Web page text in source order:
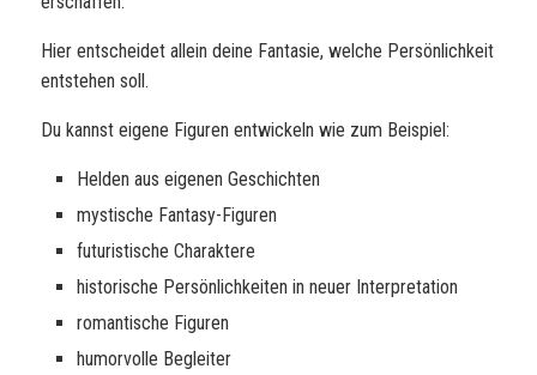
Hier entscheidet allein deine Fantasie, welche Persönlichkeit
entstehen soll.
Du kannst eigene Figuren entwickeln wie zum Beispiel:
Helden aus eigenen Geschichten
mystische Fantasy-Figuren
futuristische Charaktere
historische Persönlichkeiten in neuer Interpretation
romantische Figuren
humorvolle Begleiter